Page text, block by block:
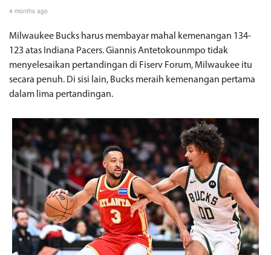
4 months ago
Milwaukee Bucks harus membayar mahal kemenangan 134-
123 atas Indiana Pacers. Giannis Antetokounmpo tidak
menyelesaikan pertandingan di Fiserv Forum, Milwaukee itu
secara penuh. Di sisi lain, Bucks meraih kemenangan pertama
dalam lima pertandingan.